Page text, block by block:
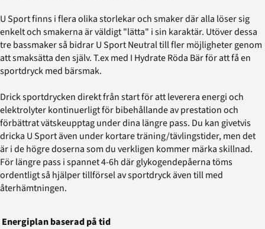
U Sport finns i flera olika storlekar och smaker där alla löser sig
enkelt och smakerna är väldigt "lätta" i sin karaktär. Utöver dessa
tre bassmaker så bidrar U Sport Neutral till fler möjligheter genom
att smaksätta den själv. T.ex med I Hydrate Röda Bär för att få en
sportdryck med bärsmak.
Drick sportdrycken direkt från start för att leverera energi och
elektrolyter kontinuerligt för bibehållande av prestation och
förbättrat vätskeupptag under dina längre pass. Du kan givetvis
dricka U Sport även under kortare träning/tävlingstider, men det
är i de högre doserna som du verkligen kommer märka skillnad.
För längre pass i spannet 4-6h där glykogendepåerna töms
ordentligt så hjälper tillförsel av sportdryck även till med
återhämtningen.
Energiplan baserad på tid